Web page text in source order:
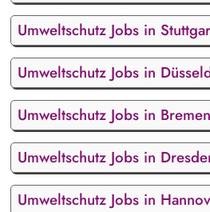
Umweltschutz Jobs in
Umweltschutz Jobs in
Umweltschutz Jobs in Bremen
Umweltschutz Jobs in
Umweltschutz Jobs in